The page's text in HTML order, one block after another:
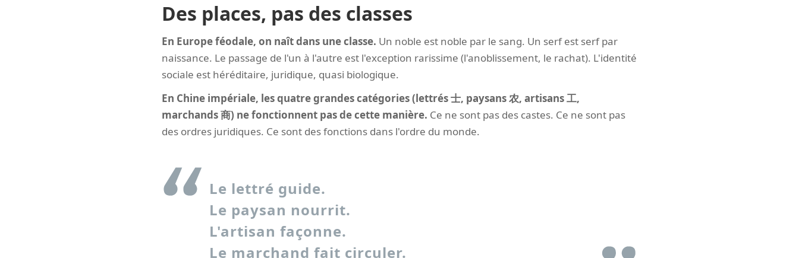
Des places, pas des classes
En Europe féodale, on naît dans une classe. Un noble est noble par le sang. Un serf est serf par
naissance. Le passage de l'un à l'autre est l'exception rarissime (l'anoblissement, le rachat). L'identité
sociale est héréditaire, juridique, quasi biologique.
En Chine impériale, les quatre grandes catégories (lettrés 士, paysans 农, artisans 工,
marchands 商) ne fonctionnent pas de cette manière. Ce ne sont pas des castes. Ce ne sont pas
des ordres juridiques. Ce sont des fonctions dans l'ordre du monde.
Le lettré guide.
Le paysan nourrit.
L'artisan façonne.
Le marchand fait circuler.